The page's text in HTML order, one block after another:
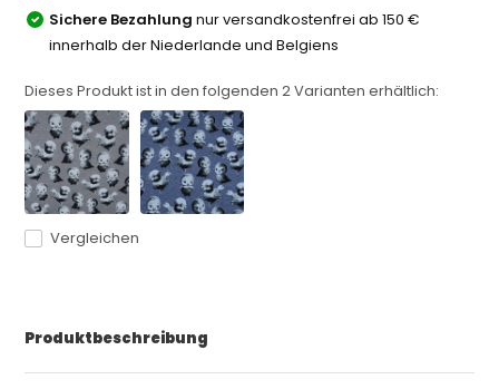
Sichere Bezahlung nur versandkostenfrei ab 150 €
innerhalb der Niederlande und Belgiens
Dieses Produkt ist in den folgenden2Varianten erhältlich:
Vergleichen
Produktbeschreibung